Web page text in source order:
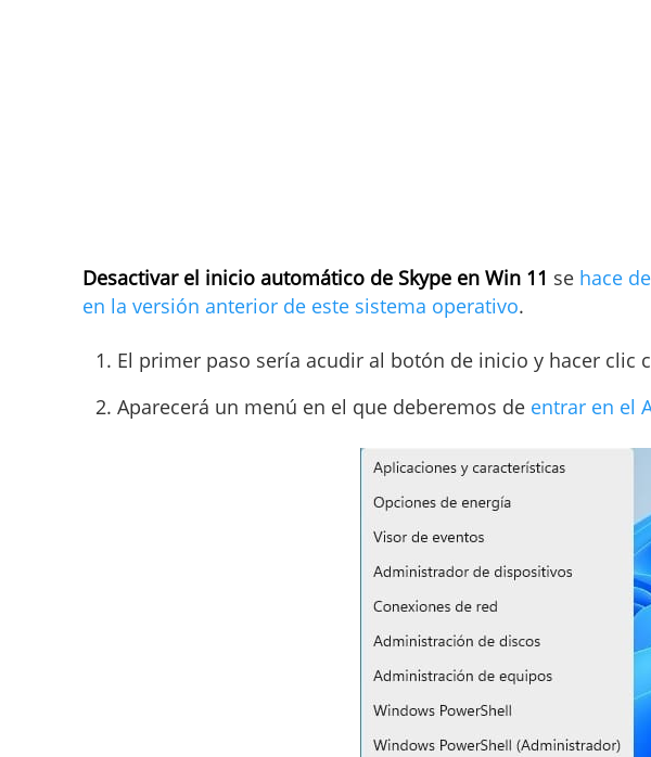
Desactivar el inicio automático de Skype en Win 11 se hace
en la versión anterior de este sistema operativo.
El primer paso sería acudir al botón de inicio y hacer clic
Aparecerá un menú en el que deberemos de entrar en el